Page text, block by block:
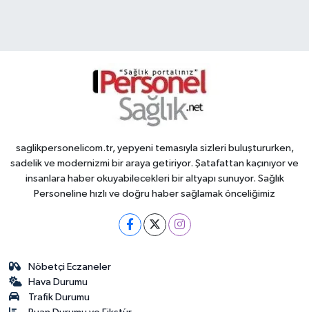
saglikpersonelicom.tr, yepyeni temasıyla sizleri buluştururken,
sadelik ve modernizmi bir araya getiriyor. Şatafattan kaçınıyor ve
insanlara haber okuyabilecekleri bir altyapı sunuyor. Sağlık
Personeline hızlı ve doğru haber sağlamak önceliğimiz
Nöbetçi Eczaneler
Hava Durumu
Trafik Durumu